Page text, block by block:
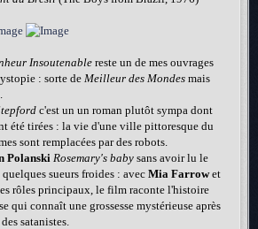
Insoutenable reste un de mes ouvrages
: sorte de Meilleur des Mondes mais
c'est un un roman plutôt sympa dont
été tirées : la vie d'une ville pittoresque du
sont remplacées par des robots.
PolanskiRosemary's baby sans avoir lu le
sueurs froides : avec Mia Farrowet
rôles principaux, le film raconte l'histoire
qui connaît une grossesse mystérieuse après
satanistes.